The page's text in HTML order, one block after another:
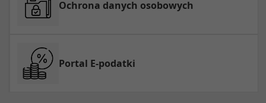
Ochrona danych osobowych
Portal E-podatki